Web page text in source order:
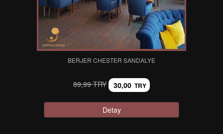
BERJER CHESTER SANDALYE
89,99 TRY 30,00 TRY
Detay